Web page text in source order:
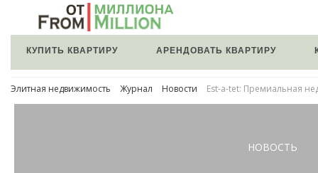
КУПИТЬ КВАРТИРУ АРЕНДОВАТЬ КВАРТИРУ
Элитная недвижимость Журнал Новости Est-a-tet: Премиальная
НОВОСТЬ